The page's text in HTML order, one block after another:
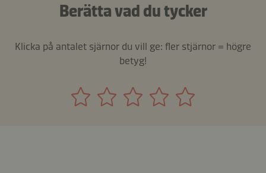
Berätta vad du tycker
Klicka på antalet sjärnor du vill ge: fler stjärnor = högre
betyg!